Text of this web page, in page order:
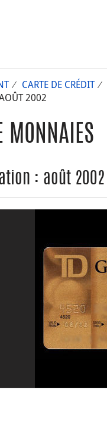
CARTE DE CRÉDIT
2002
MONNAIES
: août 2002